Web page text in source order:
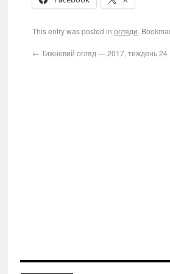
This entry was posted in огляди.
← Тижневий огляд — 2017, тиждень 24